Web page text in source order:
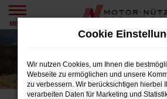
Zum
Hauptinhalt
MENÜ
Cookie
Wir nutzen Cookies, um Ihnen die
Webseite zu ermöglichen und unsere
zu verbessern. Wir berücksichtigen hierbei
verarbeiten Daten für Marketing und